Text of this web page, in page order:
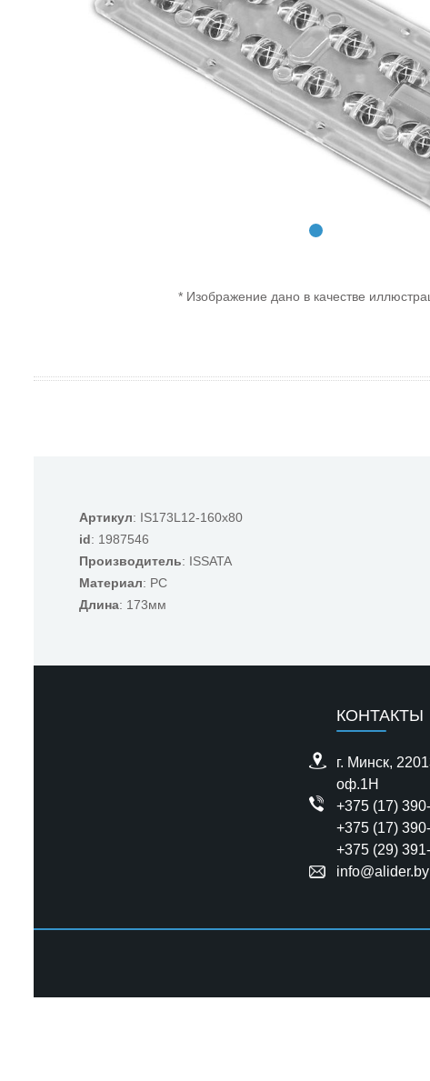
* Изображение дано в качестве
Артикул: IS173L12-160x80
id: 1987546
Производитель: ISSATA
Материал: PC
Длина: 173мм
КОНТАКТЫ
г. Минск,
оф.1H
+375 (17)
+375 (17)
+375 (29)
info@alider.by